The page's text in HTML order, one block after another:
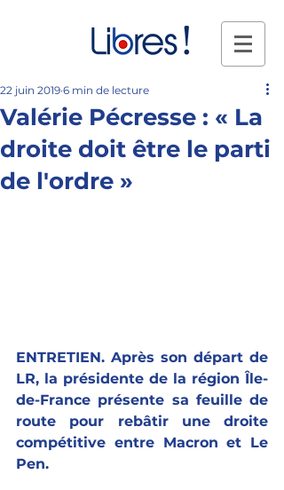
Valérie Pécresse : « La
droite doit être le parti
de l'ordre »
22 juin 2019 6 min de lecture
ENTRETIEN. Après son départ de
LR, la présidente de la région Île-
de-France présente sa feuille de
route pour rebâtir une droite
compétitive entre Macron et Le
Pen.